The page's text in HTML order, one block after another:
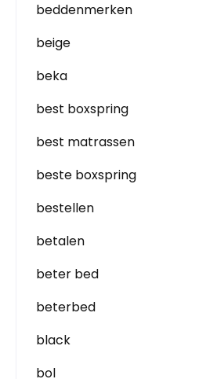
beddenmerken
beige
beka
best boxspring
best matrassen
beste boxspring
bestellen
betalen
beter bed
beterbed
black
bol